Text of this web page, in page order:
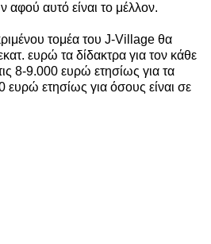
αυτό είναι το μέλλον.
τομέα του J-Village θα
ευρώ τα δίδακτρα για τον κάθε
8-9.000 ευρώ ετησίως για τα
ευρώ ετησίως για όσους είναι σε